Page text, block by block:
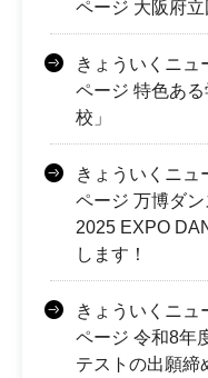
ページ 大阪府
きょういくニュ
ページ 特色あ
校」
きょういくニュ
ページ 万博ダ
2025 EXPO
します！
きょういくニュ
ページ 令和8年
テストの出願締